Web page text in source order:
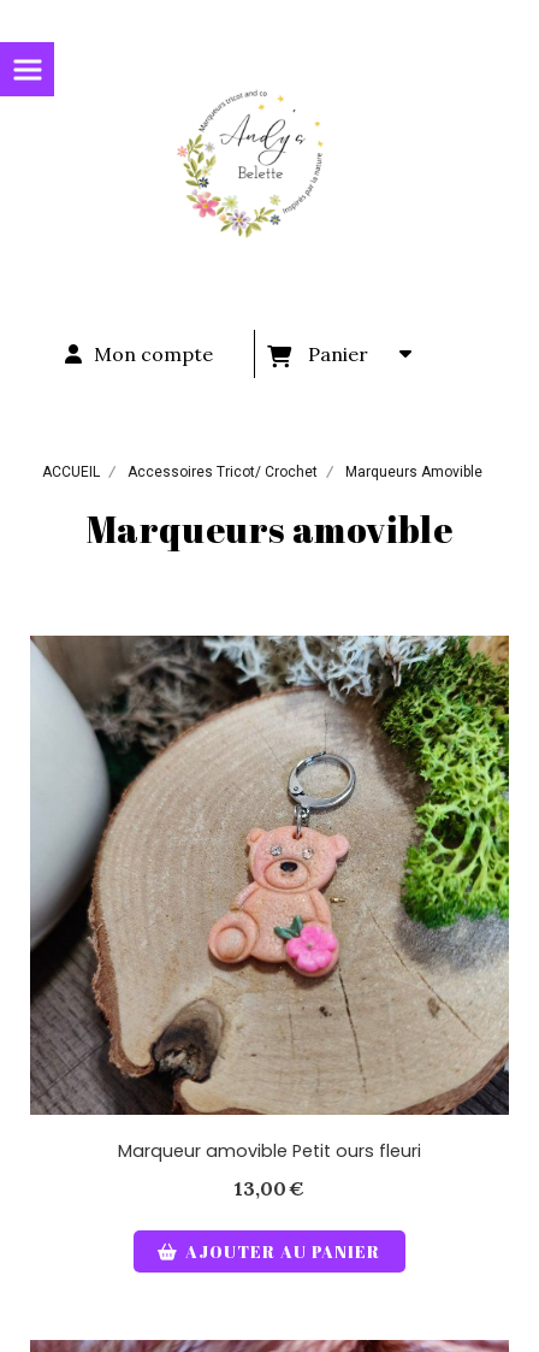
Mon compte Panier
ACCUEIL Accessoires Tricot/ Crochet Marqueurs Amovible
Marqueurs amovible
Marqueur amovible Petit ours fleuri
13,00€
AJOUTER AU PANIER